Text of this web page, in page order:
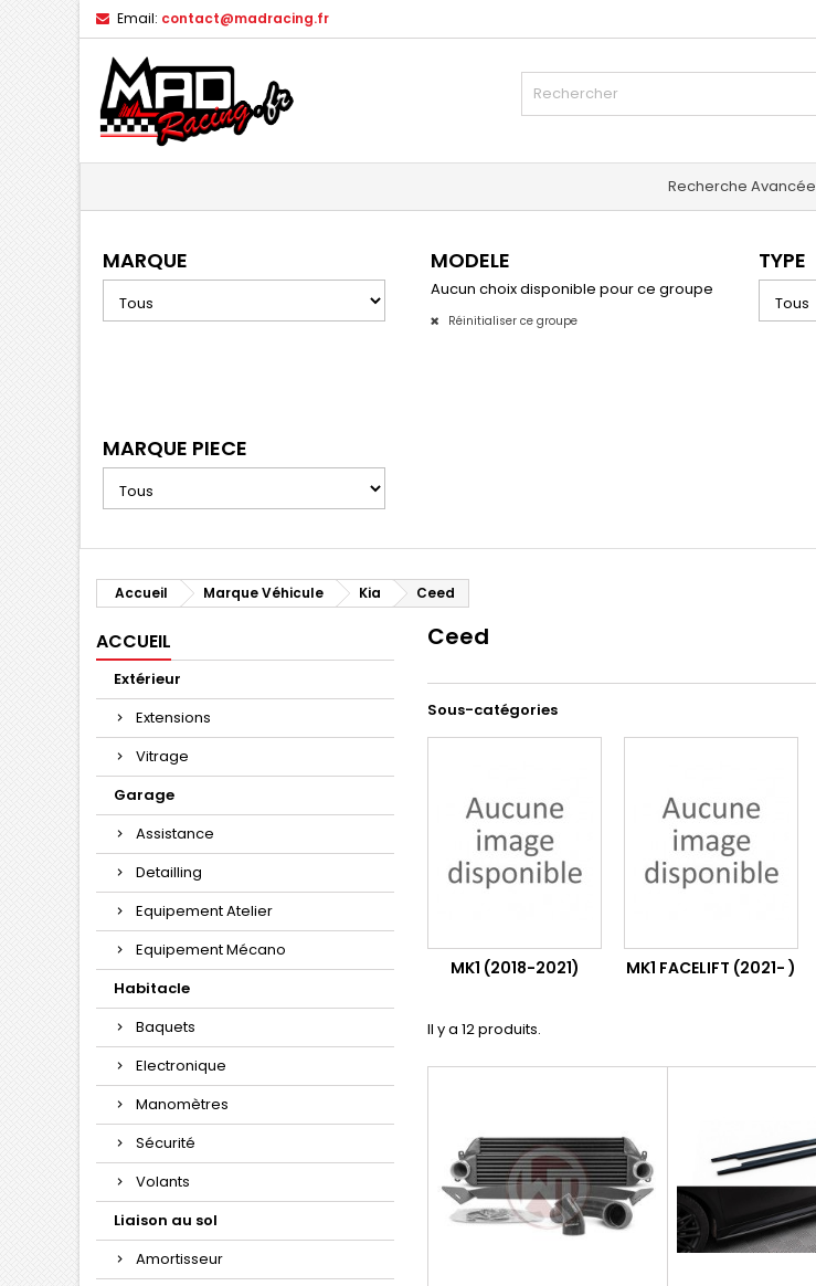
Email: contact@madracing.fr
Recherche Avancée
MARQUE MODELE
Aucun choix disponible pour ce groupe
Réinitialiser ce groupe
TYPE
MARQUE PIECE
Accueil Marque Véhicule Kia Ceed
ACCUEIL
Extérieur
Extensions
Vitrage
Garage
Assistance
Detailling
Equipement Atelier
Equipement Mécano
Habitacle
Baquets
Electronique
Manomètres
Sécurité
Volants
Liaison au sol
Amortisseur
Ceed
Sous-catégories
MK1 (2018-2021) MK1 FACELIFT (2021- )
Il y a 12 produits.